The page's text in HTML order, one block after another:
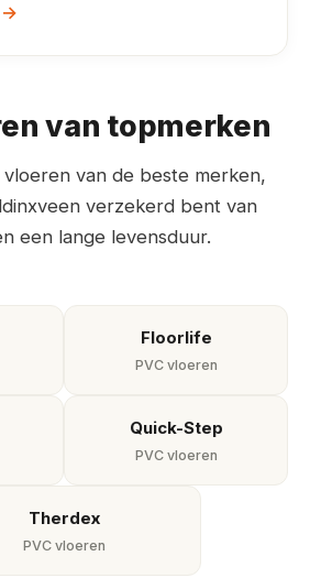
→
van topmerken
vloeren van de beste merken,
verzekerd bent van
een lange levensduur.
Floorlife
PVC vloeren
Quick-Step
PVC vloeren
Therdex
PVC vloeren